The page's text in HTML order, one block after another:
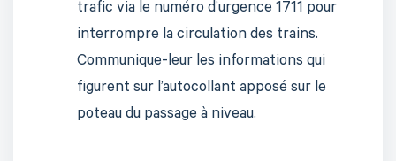
trafic via le numéro d’urgence 1711 pour
interrompre la circulation des trains.
Communique-leur les informations qui
figurent sur l’autocollant apposé sur le
poteau du passage à niveau.